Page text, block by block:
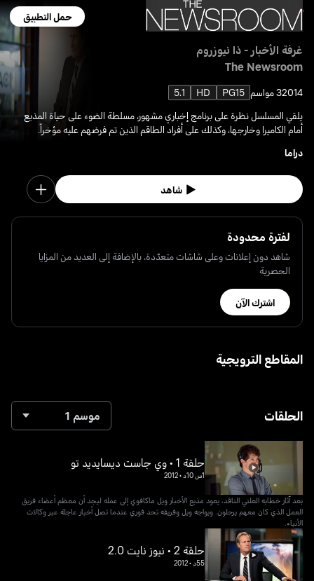
حمل التطبيق
غرفة الأخبار - ذا نيوزروم
The Newsroom
20143 مواسم PG15
HD
5.1
يلقي المسلسل نظرة على برنامج إخباري مشهور، مسلطة الضوء على حياة المذيع
أمام الكاميرا وخارجها، وكذلك على أفراد الطاقم الذين تم فرضهم عليه مؤخراً.
دراما
شاهد
لفترة محدودة
شاهد دون إعلانات وعلى شاشات متعدّدة، بالإضافة إلى العديد من المزايا
الحصرية
اشترك الآن
المقاطع الترويجية
الحلقات موسم 1
حلقة 1 • وي جاست ديسايديد تو
1س 10د •
2012
بعد آثار خطابه العلني الناقد، يعود مذيع الأخبار ويل ماكافوي إلى عمله ليجد أن معظم أعضاء فريق
العمل الذي كان معهم يرحلون. ويواجه ويل وفريقه تحد فوري عندما تصل أخبار عاجلة عبر وكالات
الأنباء.
حلقة 2 • نيوز نايت 2.0
55د •
2012